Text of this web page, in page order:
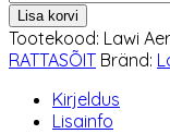
Aero
kogus
Lisa korvi
Tootekood: Lawi
RATTASÕIT Bränd:
Kirjeldus
Lisainfo